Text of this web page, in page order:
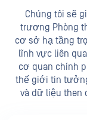
Chúng tôi sẽ
trương Phòng
cơ sở hạ tầng
lĩnh vực liên
cơ quan chính
thế giới tin
và dữ liệu then